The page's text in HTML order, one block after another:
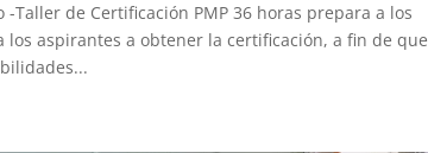
-Taller de Certificación PMP 36 horas prepara a los
aspirantes a obtener la certificación, a fin de que